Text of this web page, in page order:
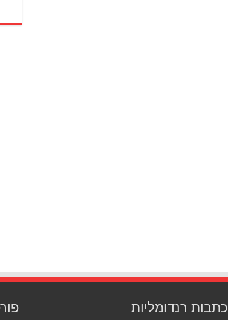
כתבות רנדומליות